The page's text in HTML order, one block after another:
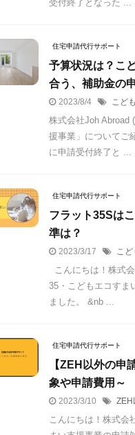
受付終了となった ...
住宅申請代行サポート
予算状況は？こ
合う、補助金の
2023/8/4 こど
株式会社Joh
援事業」についてご
に申請受付終了と ...
住宅申請代行サポート
フラット35Sは
準は？
2023/3/17 こ
こんにちは！株式
35・こどもエコすま
ました。 &nb ...
住宅申請代行サポート
【ZEH以外の申
象や申請費用～
2023/3/10 ZEH
こんにちは！株式会